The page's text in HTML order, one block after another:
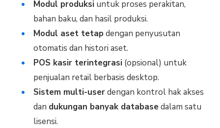
Modul produksiuntuk proses perakitan,
bahan baku, dan hasil produksi.
Modul aset tetapdengan penyusutan
otomatis dan histori aset.
POS kasir terintegrasi(opsional) untuk
penjualan retail berbasis desktop.
Sistem multi-userdengan kontrol hak akses
dan dukungan banyak databasedalam satu
lisensi.